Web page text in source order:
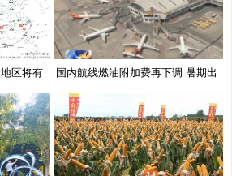
区将有
国内航线燃油附加费再下调 暑期出